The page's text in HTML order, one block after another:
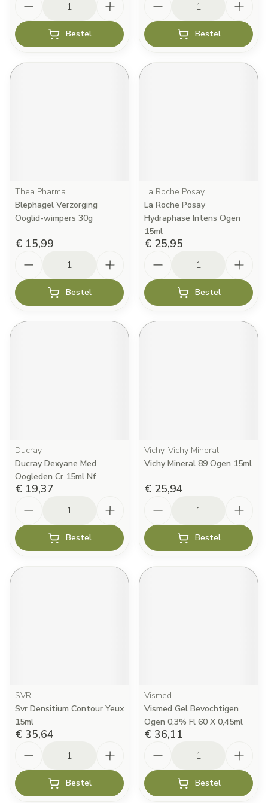
Bestel Bestel
Thea Pharma
Blephagel Verzorging
Ooglid-wimpers 30g
€ 15,99
Bestel
La Roche Posay
La Roche Posay
Hydraphase Intens Ogen
15ml
€ 25,95
Bestel
Ducray
Ducray Dexyane Med
Oogleden Cr 15ml Nf
€ 19,37
Bestel
Vichy, Vichy Mineral
Vichy Mineral 89 Ogen 15ml
€ 25,94
Bestel
SVR
Svr Densitium Contour Yeux
15ml
€ 35,64
Bestel
Vismed
Vismed Gel Bevochtigen
Ogen 0,3% Fl 60 X 0,45ml
€ 36,11
Bestel